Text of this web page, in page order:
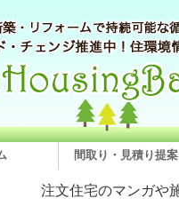
間取り・見積り提案
注文住宅のマンガや